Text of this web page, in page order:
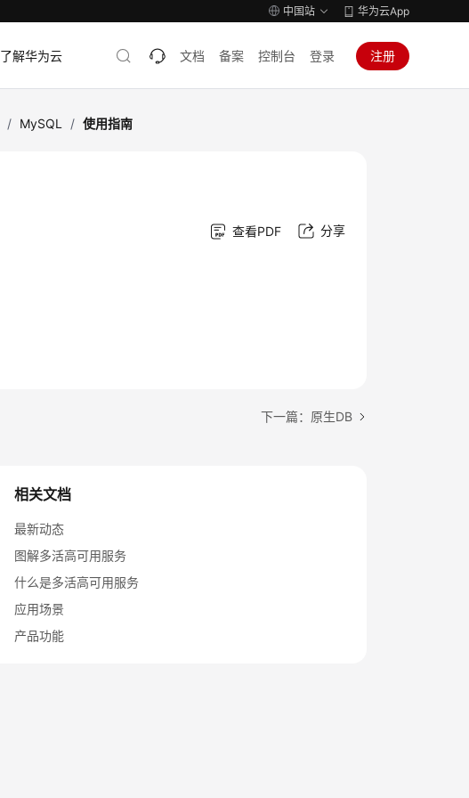
中国站 华为云App
了解华为云 文档 备案 控制台 登录 注册
/ MySQL / 使用指南
查看PDF 分享
下一篇：原生DB
相关文档
最新动态
图解多活高可用服务
什么是多活高可用服务
应用场景
产品功能